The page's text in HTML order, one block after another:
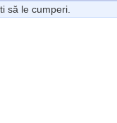
să le cumperi.